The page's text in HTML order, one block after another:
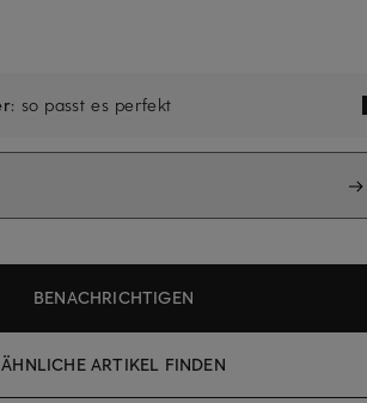
: so passt es perfekt
BENACHRICHTIGEN
ÄHNLICHE ARTIKEL FINDEN